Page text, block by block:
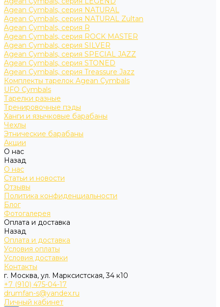
Agean Cymbals, серия NATURAL
Agean Cymbals, серия NATURAL Zultan
Agean Cymbals, серия R
Agean Cymbals, серия ROCK MASTER
Agean Cymbals, серия SILVER
Agean Cymbals, серия SPECIAL JAZZ
Agean Cymbals, серия STONED
Agean Cymbals, серия Treassure Jazz
Комплекты тарелок Agean Cymbals
UFO Cymbals
Тарелки разные
Тренировочные пэды
Ханги и язычковые барабаны
Чехлы
Этнические барабаны
Акции
О нас
Назад
О нас
Статьи и новости
Отзывы
Политика конфиденциальности
Блог
Фотогалерея
Оплата и доставка
Назад
Оплата и доставка
Условия оплаты
Условия доставки
Контакты
г. Москва, ул. Марксистская, 34 к10
+7 (910) 475-04-17
drumfan-s@yandex.ru
Личный кабинет